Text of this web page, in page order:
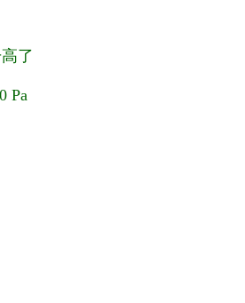
高了
Pa